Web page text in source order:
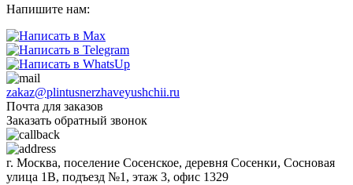
Напишите нам:
zakaz@plintusnerzhaveyushchii.ru
Почта для заказов
Заказать обратный звонок
г. Москва, поселение Сосенское, деревня Сосенки, Сосновая
улица 1В, подъезд №1, этаж 3, офис 1329